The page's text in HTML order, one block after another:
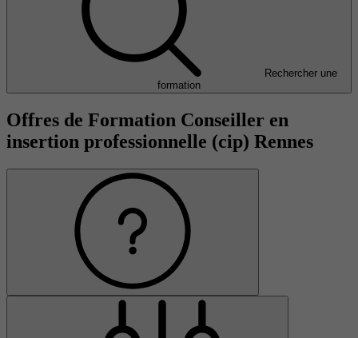
Rechercher une
formation
Offres de Formation Conseiller en
insertion professionnelle (cip) Rennes